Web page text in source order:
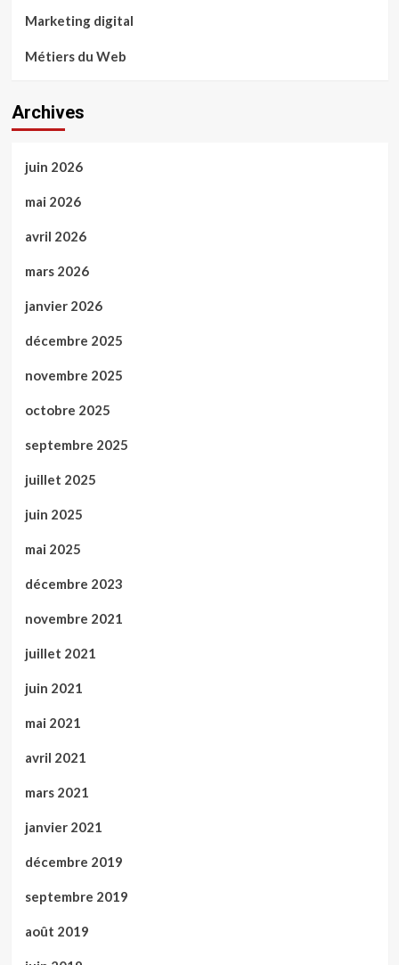
Marketing digital
Métiers du Web
Archives
juin 2026
mai 2026
avril 2026
mars 2026
janvier 2026
décembre 2025
novembre 2025
octobre 2025
septembre 2025
juillet 2025
juin 2025
mai 2025
décembre 2023
novembre 2021
juillet 2021
juin 2021
mai 2021
avril 2021
mars 2021
janvier 2021
décembre 2019
septembre 2019
août 2019